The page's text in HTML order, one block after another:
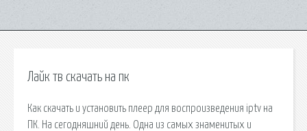
Лайк тв скачать на пк
Как скачать и установить плеер для воспроизведения iptv на
ПК. На сегодняшний день. Одна из самых знаменитых и